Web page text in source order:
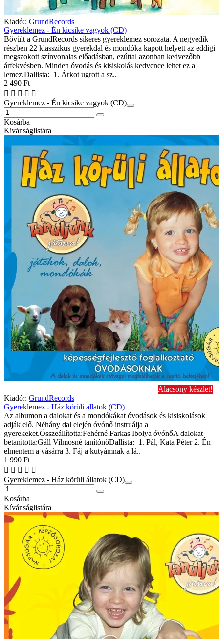
Kiadó:: GrundRecords
Gyereklemez - Én kicsike vagyok (CD)
Bővült a GrundRecords sikeres gyereklemez sorozata. A negyedik
részben 22 klasszikus gyerekdal és mondóka kapott helyett az eddigi
megszokott színvonalas előadásban, ezúttal azonban kedvezőbb
árfekvésben. Minden óvodás és kisiskolás kedvence lehet ez a
lemez.Dallista: 1. Árkot ugrott a sz..
2 490 Ft
Gyereklemez - Én kicsike vagyok (CD)
Kosárba
Kívánságlistára
Alacsony készlet!
Kiadó:: GrundRecords
Gyereklemez - Ház körüli állatok (CD)
Az albumon a dalokat és a mondókákat óvodások és kisiskolások
adják elő. Néhány dal elején óvónő instruálja a
gyerekeket.Összeállította:Fehérné Farkas Ibolya óvónőA dalokat
betanította:Gáll Vilmosné tanítónőDallista: 1. Pál, Kata Péter 2. Én
elmentem a vásárra 3. Fáj a kutyámnak a lá..
1 990 Ft
Gyereklemez - Ház körüli állatok (CD)
Kosárba
Kívánságlistára